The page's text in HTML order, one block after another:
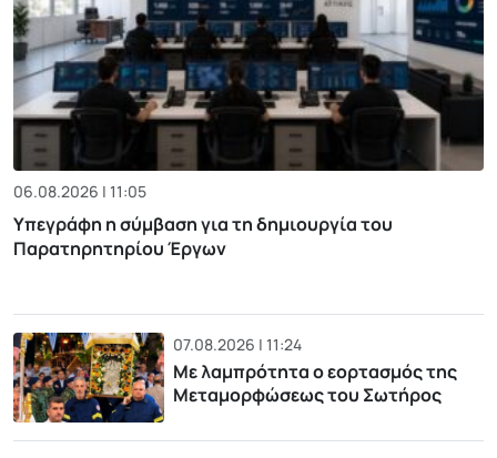
06.08.2026 | 11:05
Υπεγράφη η σύμβαση για τη δημιουργία του
Παρατηρητηρίου Έργων
07.08.2026 | 11:24
Με λαμπρότητα ο εορτασμός της
Μεταμορφώσεως του Σωτήρος